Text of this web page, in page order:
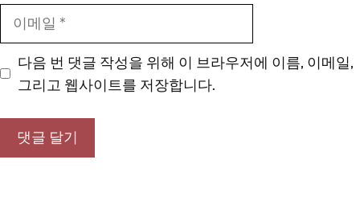
다음 번 댓글 작성을 위해 이 브라우저에 이름, 이메일,
그리고 웹사이트를 저장합니다.